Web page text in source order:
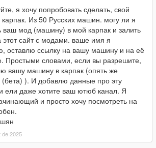
я хочу попробовать сделать, свой
Из 50 Русских машин. могу ли я
ваш мод (машину) в мой карпак и залить
этот сайт с модами. ваше имя я
оставлю ссылку на вашу машину и на её
Простыми словами, если вы разрешите,
вашу машину в карпак (опять же
). И добавлю данные про эту
ели даже хотите ваш ютюб канал. Я
и просто хочу посмотреть на
de 2025